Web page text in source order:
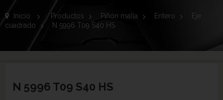
Inicio > Productos > Piñón malla > Entero >
Eje
cuadrado
> N 5996 T09 S40 HS
N 5996 T09 S40 HS